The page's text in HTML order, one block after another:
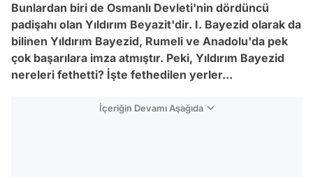
Bunlardan biri de Osmanlı Devleti'nin dördüncü
padişahı olan Yıldırım Beyazit'dir. I. Bayezid olarak da
bilinen Yıldırım Bayezid, Rumeli ve Anadolu'da pek
çok başarılara imza atmıştır. Peki, Yıldırım Bayezid
nereleri fethetti? İşte fethedilen yerler...
İçeriğin Devamı Aşağıda